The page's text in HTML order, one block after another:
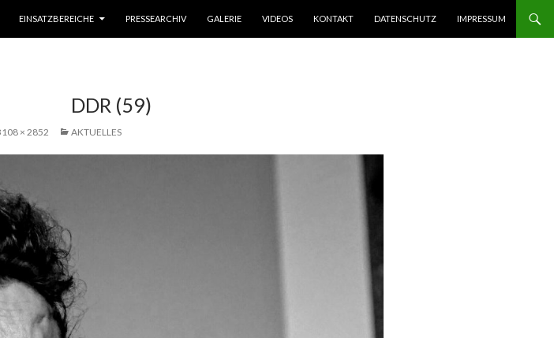
EINSATZBEREICHE PRESSEARCHIV GALERIE VIDEOS KONTAKT DATENSCHUTZ IMPRESSUM
DDR (59)
× 2852 AKTUELLES